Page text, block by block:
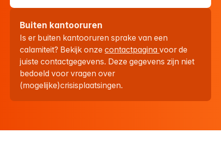
Buiten kantooruren
Is er buiten kantooruren sprake van een
calamiteit? Bekijk onzecontactpaginavoor de
juiste contactgegevens. Deze gegevens zijn niet
bedoeld voor vragen over
(mogelijke)crisisplaatsingen.